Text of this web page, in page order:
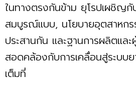
ในทางตรงกันข้าม ยุโรปเผชิญ
สมบูรณ์แบบ, นโยบายอุตสาหกร
ประสานกัน และฐานการผลิตแล
สอดคล้องกับการเคลื่อนสู่ระบบ
เต็มที่